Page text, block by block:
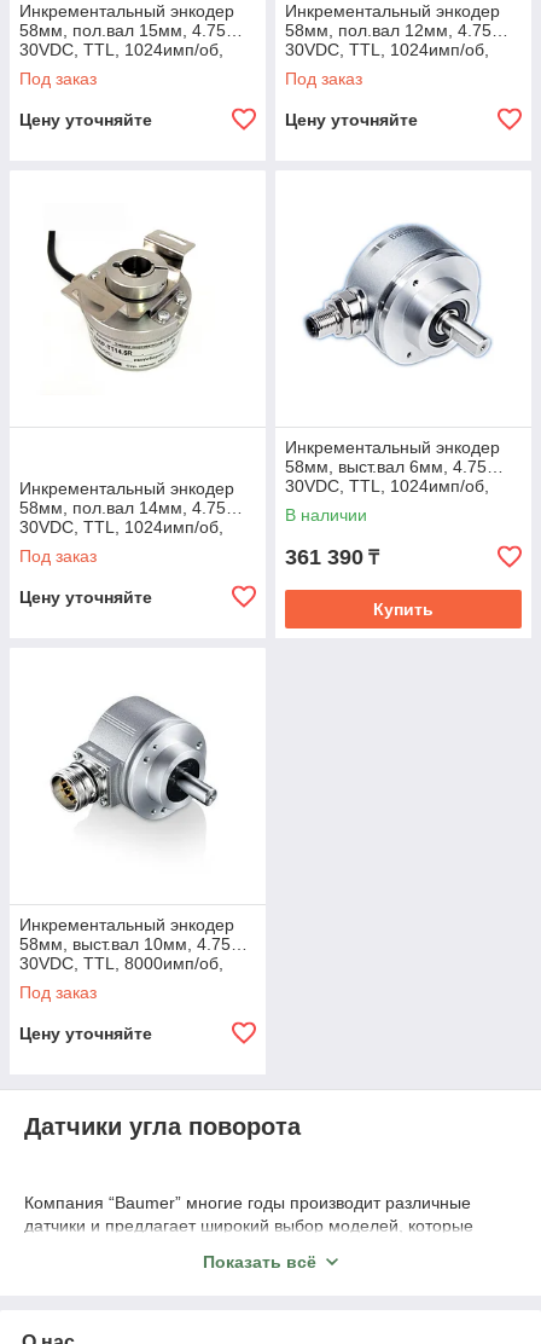
Инкрементальный энкодер
58мм, пол.вал 15мм, 4.75…
30VDC, TTL, 1024имп/об,
IP67, -40…+100°C, танг.каб
Под заказ
Цену уточняйте
Инкрементальный энкодер
58мм, пол.вал 12мм, 4.75…
30VDC, TTL, 1024имп/об,
IP65, -40…+100°C, рад.каб.
Под заказ
Цену уточняйте
Инкрементальный энкодер
58мм, пол.вал 14мм, 4.75…
30VDC, TTL, 1024имп/об,
IP65, -40…+100°C, рад.каб
Под заказ
Цену уточняйте
Инкрементальный энкодер
58мм, выст.вал 6мм, 4.75…
30VDC, TTL, 1024имп/об,
IP65, -40…+100°C, танг.каб
В наличии
361 390 ₸
Купить
Инкрементальный энкодер
58мм, выст.вал 10мм, 4.75…
30VDC, TTL, 8000имп/об,
IP65, -40…+100°C, танг.каб
Под заказ
Цену уточняйте
Датчики угла поворота
Компания “Baumer” многие годы производит различные
датчики и предлагает широкий выбор моделей, которые
долговечностью. Одной из ключевых особенностей
высокую точность измерений даже при малых
Показать всё